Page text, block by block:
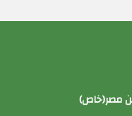
مصر(خاص)